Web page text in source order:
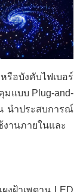
รือบังคับไฟเบอร์
มแบบ Plug-and-
นำประสบการณ์
งานภายในและ